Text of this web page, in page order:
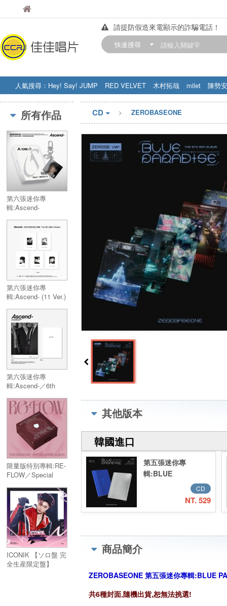
佳佳唱片
請提防假造來電顯示的詐騙電話！
【中華門市營業時間調整公告】
快速搜尋
人氣搜尋： Hey! Say! JUMP RED VELVET 木村拓哉 milet
陳勢安
STRAY KIDS
盧廣仲 周杰伦
所有作品
第六張迷你專
輯:Ascend-
KEYRING Ver.)／6th
(LENTICULAR
KEYRING Ver.)
第六張迷你專
輯:Ascend- (11 Ver.)
Album:Ascend- (11
Ver.)
第六張迷你專
輯:Ascend-／6th
限量版特別專輯:RE-
FLOW／Special
FLOW
ICONIK 【ソロ盤 完
全生産限定盤】
CD ZEROBASEONE
其他版本
韓國進口
第五張迷你專
輯:BLUE
PARADISE／5th
Mini Album:BLUE
CD
NT. 529
商品簡介
ZEROBASEONE 第五張迷你專輯:BLUE
共6種封面,隨機出貨,恕無法挑選!